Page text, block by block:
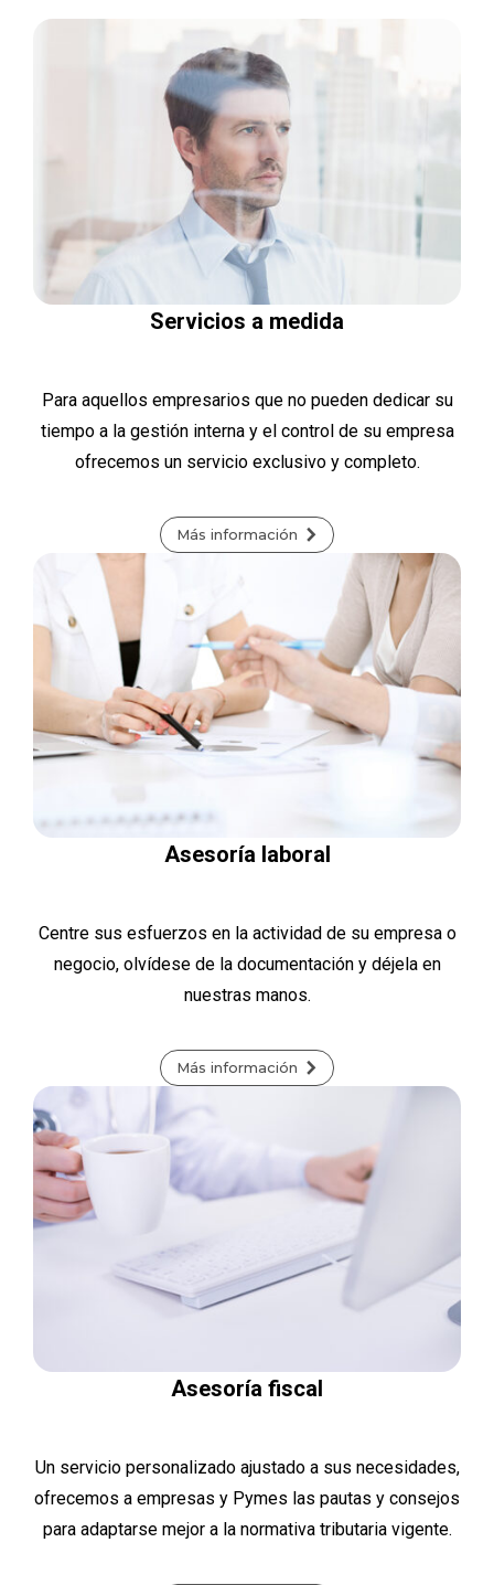
Servicios a medida
Para aquellos empresarios que no pueden dedicar su
tiempo a la gestión interna y el control de su empresa
ofrecemos un servicio exclusivo y completo.
Más información
Asesoría laboral
Centre sus esfuerzos en la actividad de su empresa o
negocio, olvídese de la documentación y déjela en
nuestras manos.
Más información
Asesoría fiscal
Un servicio personalizado ajustado a sus necesidades,
ofrecemos a empresas y Pymes las pautas y consejos
para adaptarse mejor a la normativa tributaria vigente.